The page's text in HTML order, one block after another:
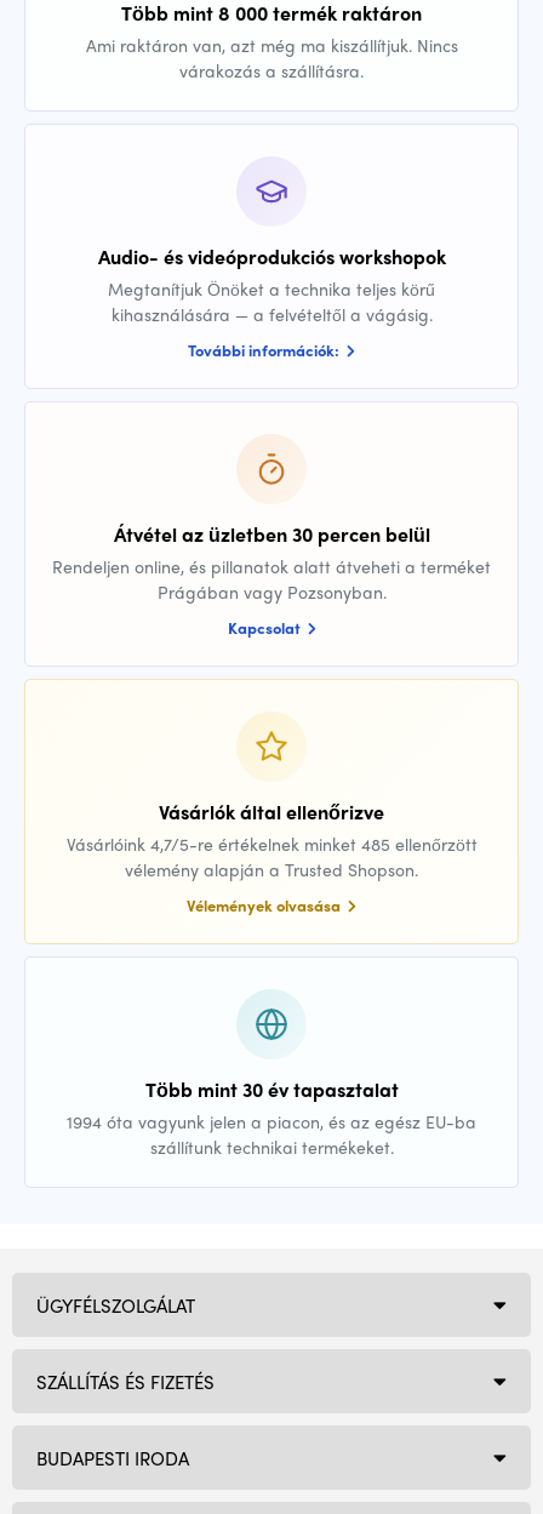
Több mint 8 000 termék raktáron
Ami raktáron van, azt még ma kiszállítjuk. Nincs
várakozás a szállításra.
Audio- és videóprodukciós workshopok
Megtanítjuk Önöket a technika teljes körű
kihasználására — a felvételtől a vágásig.
További információk:
Átvétel az üzletben 30 percen belül
Rendeljen online, és pillanatok alatt átveheti a terméket
Prágában vagy Pozsonyban.
Kapcsolat
Vásárlók által ellenőrizve
Vásárlóink 4,7/5-re értékelnek minket 485 ellenőrzött
vélemény alapján a Trusted Shopson.
Vélemények olvasása
Több mint 30 év tapasztalat
1994 óta vagyunk jelen a piacon, és az egész EU-ba
szállítunk technikai termékeket.
BUDAPESTI IRODA
ÜGYFÉLSZOLGÁLAT
SZÁLLÍTÁS ÉS FIZETÉS